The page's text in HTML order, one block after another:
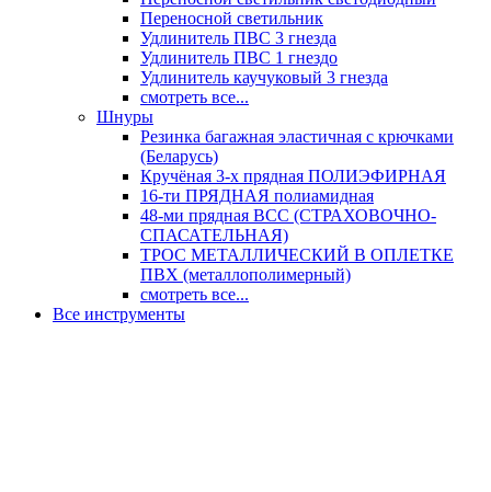
Переносной светильник
Удлинитель ПВС 3 гнезда
Удлинитель ПВС 1 гнездо
Удлинитель каучуковый 3 гнезда
смотреть все...
Шнуры
Резинка багажная эластичная с крючками
(Беларусь)
Кручёная 3-х прядная ПОЛИЭФИРНАЯ
16-ти ПРЯДНАЯ полиамидная
48-ми прядная ВСС (СТРАХОВОЧНО-
СПАСАТЕЛЬНАЯ)
ТРОС МЕТАЛЛИЧЕСКИЙ В ОПЛЕТКЕ
ПВХ (металлополимерный)
смотреть все...
Все инструменты